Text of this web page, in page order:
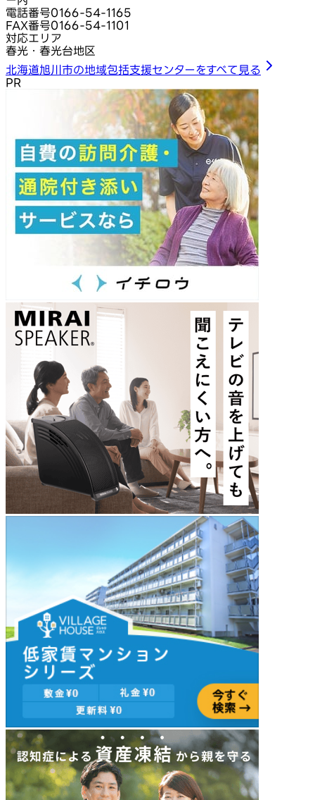
電話番号0166-54-1165
FAX番号0166-54-1101
対応エリア
春光・春光台地区
北海道旭川市の地域包括支援センターをすべて見る
PR